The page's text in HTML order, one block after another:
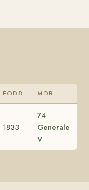
FÖDD MOR
1833
74
Generale
V